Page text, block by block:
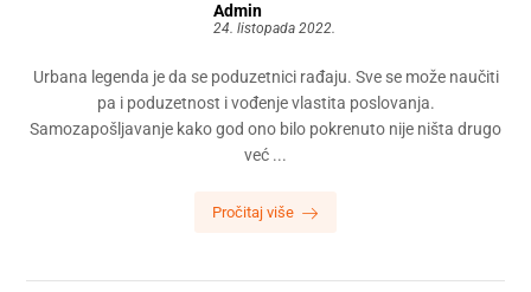
Admin
24. listopada 2022.
Urbana legenda je da se poduzetnici rađaju. Sve se može naučiti
pa i poduzetnost i vođenje vlastita poslovanja.
Samozapošljavanje kako god ono bilo pokrenuto nije ništa drugo
već ...
Pročitaj više